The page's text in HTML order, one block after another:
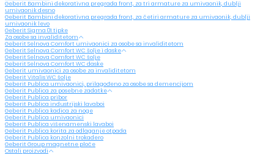
Geberit Bambini dekorativna pregrada front, za tri armature za umivaonik, dublji
umivaonik desno
Geberit Bambini dekorativna pregrada front, za četiri armature za umivaonik, dublji
umivaonik levo
Geberit Sigma 01 tipke
Za osobe sa invaliditetom
Geberit Selnova Comfort umivaonici za osobe sa invaliditetom
Geberit Selnova Comfort WC šolje i daske
Geberit Selnova Comfort WC šolje
Geberit Selnova Comfort WC daske
Geberit umivaonici za osobe za invaliditetom
Geberit Vitalis WC šolje
Geberit Publica umivaonici, prilagođeno za osobe sa demencijom
Geberit Publica za posebne zadatke
Geberit Publica pribor
Geberit Publica industrijski lavaboi
Geberit Publica kadica za noge
Geberit Publica umivaonici
Geberit Publica višenamenski lavaboi
Geberit Publica korita za odlaganje otpada
Geberit Publica konzolni trokadero
Geberit Group magnetne ploče
Ostali proizvodi